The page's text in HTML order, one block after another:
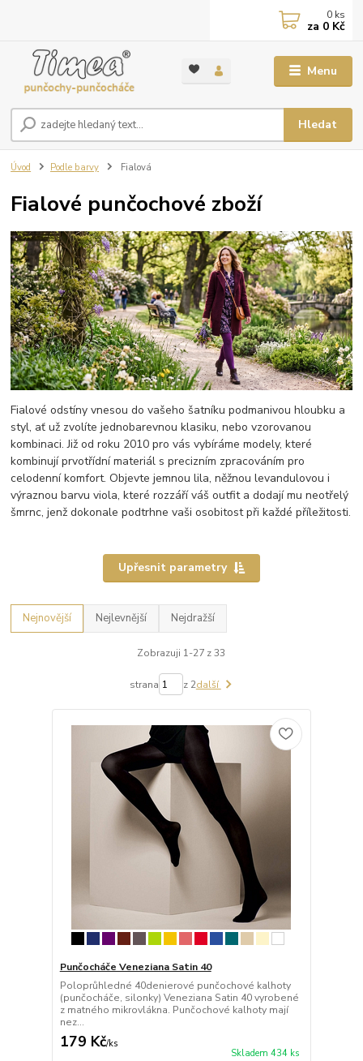
Menu
Hledat
0 ks
za 0 Kč
Úvod Podle barvy Fialová
Fialové punčochové zboží
Fialové odstíny vnesou do vašeho šatníku podmanivou hloubku a
styl, ať už zvolíte jednobarevnou klasiku, nebo vzorovanou
kombinaci. Již od roku 2010 pro vás vybíráme modely, které
kombinují prvotřídní materiál s precizním zpracováním pro
celodenní komfort. Objevte jemnou lila, něžnou levandulovou i
výraznou barvu viola, které rozzáří váš outfit a dodají mu neotřelý
šmrnc, jenž dokonale podtrhne vaši osobitost při každé příležitosti.
Upřesnit parametry
Nejnovější Nejlevnější Nejdražší
Zobrazuji 1-27 z 33
strana z 2další
Punčocháče Veneziana Satin 40
Poloprůhledné 40denierové punčochové kalhoty
(punčocháče, silonky) Veneziana Satin 40 vyrobené
z matného mikrovlákna. Punčochové kalhoty mají
nez...
179 Kč/ks
Skladem 434 ks